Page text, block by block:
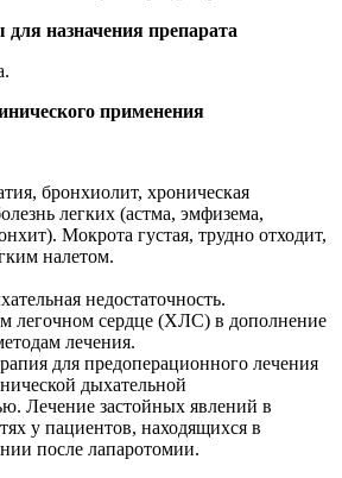
назначения препарата
применения
бронхиолит, хроническая
легких (астма, эмфизема,
Мокрота густая, трудно отходит,
налетом.
недостаточность.
легочном сердце (ХЛС) в дополнение
лечения.
для предоперационного лечения
дыхательной
Лечение застойных явлений в
у пациентов, находящихся в
после лапаротомии.